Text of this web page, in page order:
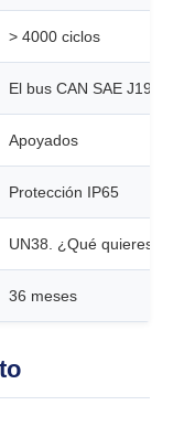
> 4000 ciclos
El bus CAN SAE J1939
Apoyados
Protección IP65
UN38. ¿Qué quieres?3
36 meses